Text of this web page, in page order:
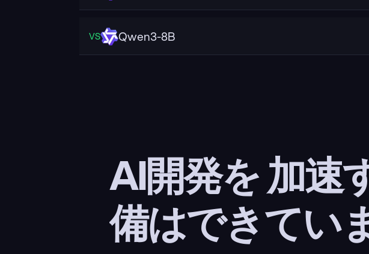
VS Qwen3-8B
AI開発を 加速
備はできてい